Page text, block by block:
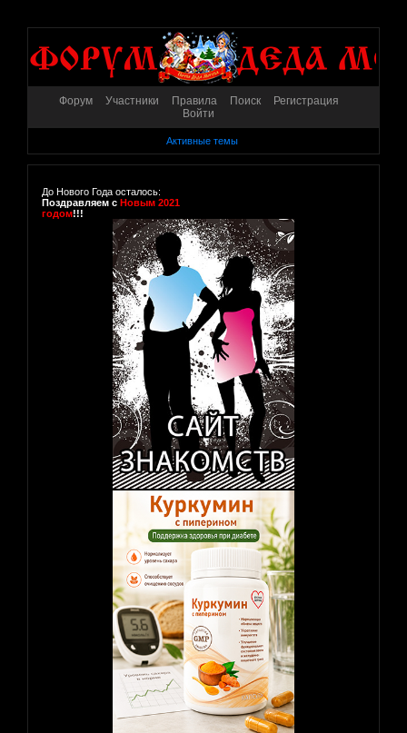
Форум Участники Правила Поиск
Регистрация
Войти
Активные темы
До Нового Года осталось:
Поздравляем с Новым 2021
годом!!!